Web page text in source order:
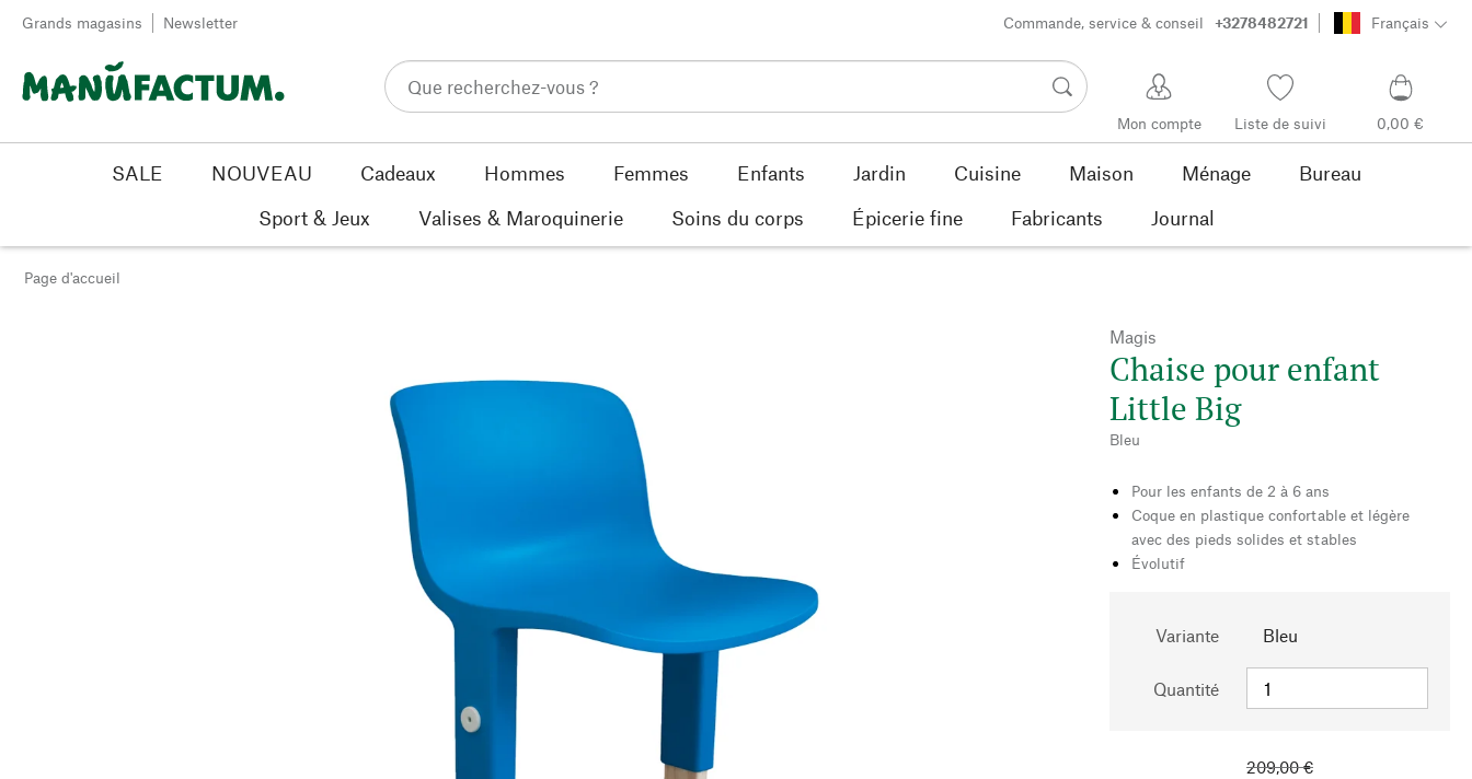
Passer au contenu
Grands magasins Newsletter Commande, service & conseil +3278482721 Français
Mon compte Liste de suivi 0,00 €
SALE NOUVEAU Cadeaux Hommes Femmes Enfants Jardin Cuisine Maison Ménage
Bureau
Sport & Jeux
Valises & Maroquinerie Soins du corps Épicerie fine Fabricants Journal
Page d'accueil
Magis
Chaise pour enfant
Little Big
Bleu
Pour les enfants de 2 à 6 ans
Coque en plastique confortable et légère
avec des pieds solides et stables
Évolutif
Variante Bleu
Quantité
209,00 €